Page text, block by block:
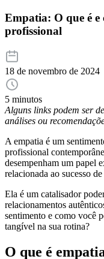
Empatia: O que é
profissional
18 de novembro de 2024
5 minutos
Alguns links podem ser
análises ou
A empatia é um
profissional
desempenham um papel
relacionada ao sucesso
Ela é um catalisador
relacionamentos
sentimento e como você
tangível na sua rotina?
O que é